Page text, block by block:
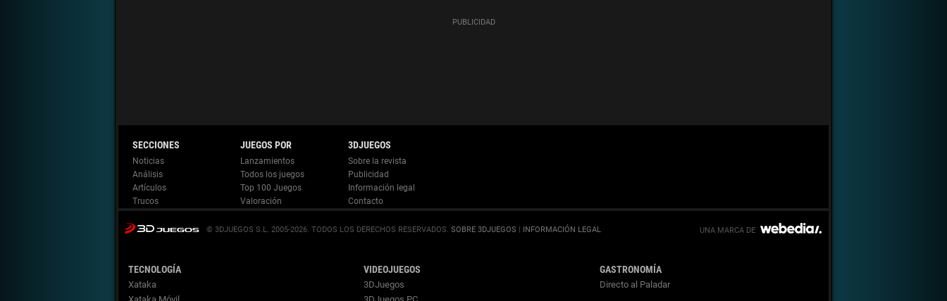
Noticias
Análisis
Artículos
Trucos
Lanzamientos
Todos los juegos
Top 100 Juegos
Valoración
Información legal
© 3DJUEGOS S.L. 2005-2026. . SOBRE 3DJUEGOS | INFORMACIÓN LEGAL
TECNOLOGÍA
Xataka
VIDEOJUEGOS
3DJuegos
GASTRONOMÍA
Directo al Paladar